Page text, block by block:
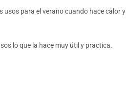
para el verano cuando hace calor
lo que la hace muy útil y practica.